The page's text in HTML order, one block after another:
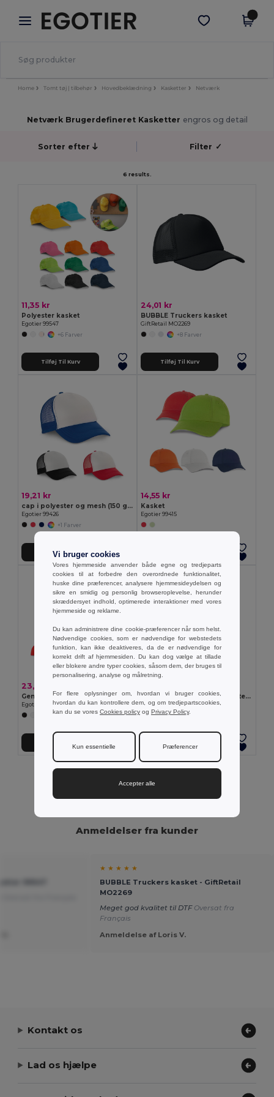
× Egotier-app
Bedre priser i appen!
Hent app
Home Tomt tøj | tilbehør Hovedbeklædning Kasketter Netværk
Netværk Brugerdefineret Kasketter engros og detail
Sorter efter Filter ✓
6 results.
11,35 kr
Polyester kasket
Egotier 99547
+6 Farver
Tilføj Til Kurv
24,01 kr
BUBBLE Truckers kasket
GiftRetail MO2269
+8 Farver
Tilføj Til Kurv
19,21 kr
cap i polyester og mesh (150 g/m²)
Egotier 99426
+1 Farver
Tilføj Til Kurv
14,55 kr
Kasket
Egotier 99415
23,64 kr
Genvundet polyester cap (100% rPET)
Egotier 99160
+2 Farver
Polyester kasket med reflekterende elementer
Egotier 99418
Anmeldelser fra kunder
★ ★ ★ ★ ★
BUBBLE Truckers kasket - GiftRetail
MO2269
Meget god kvalitet til DTF Oversat fra
Français
Anmeldelse af Loris V.
Kontakt os
Lad os hjælpe
Vi bruger cookies
Vores hjemmeside anvender både egne og tredjeparts
cookies til at forbedre den overordnede funktionalitet,
huske dine præferencer, analysere hjemmesideydelsen og
sikre en smidig og personlig browseroplevelse, herunder
skræddersyet indhold, optimerede interaktioner med vores
hjemmeside og reklame.
Du kan administrere dine cookie-præferencer når som helst.
Nødvendige cookies, som er nødvendige for webstedets
funktion, kan ikke deaktiveres, da de er nødvendige for
korrekt drift af hjemmesiden. Du kan dog vælge at tillade
eller blokere andre typer cookies, såsom dem, der bruges til
personalisering, analyse og målretning.
For flere oplysninger om, hvordan vi bruger cookies,
hvordan du kan kontrollere dem, og om tredjepartscookies,
kan du se vores Cookies policy og Privacy Policy.
Kun essentielle Præferencer
Accepter alle